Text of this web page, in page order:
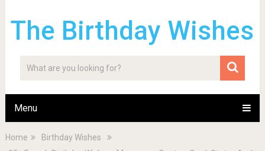
The Birthday Wishes
Menu
Home
Birthday Wishes